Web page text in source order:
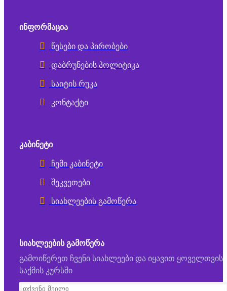
ᲘᲜᲤᲝᲠᲛᲐᲪᲘᲐ
წესები და პირობები
დაბრუნების პოლიტიკა
საიტის რუკა
კონტაქტი
ᲙᲐᲑᲘᲜᲔᲢᲘ
ჩემი კაბინეტი
შეკვეთები
სიახლეების გამოწერა
ᲡᲘᲐᲮᲚᲔᲔᲑᲘᲡ ᲒᲐᲛᲝᲬᲔᲠᲐ
გამოიწერეთ ჩვენი სიახლეები და იყავით ყოველთვის
საქმის კურსში